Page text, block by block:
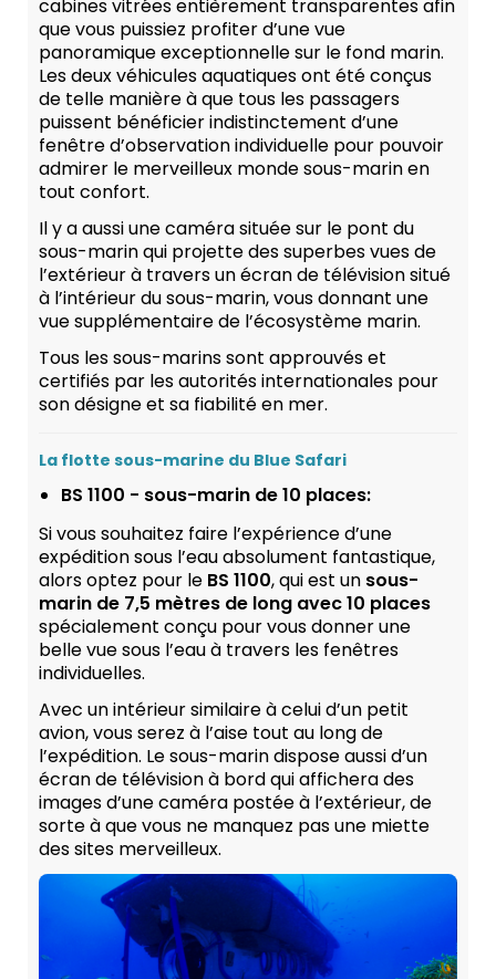
cabines vitrées entièrement transparentes afin
que vous puissiez profiter d’une vue
panoramique exceptionnelle sur le fond marin.
Les deux véhicules aquatiques ont été conçus
de telle manière à que tous les passagers
puissent bénéficier indistinctement d’une
fenêtre d’observation individuelle pour pouvoir
admirer le merveilleux monde sous-marin en
tout confort.
Il y a aussi une caméra située sur le pont du
sous-marin qui projette des superbes vues de
l’extérieur à travers un écran de télévision situé
à l’intérieur du sous-marin, vous donnant une
vue supplémentaire de l’écosystème marin.
Tous les sous-marins sont approuvés et
certifiés par les autorités internationales pour
son désigne et sa fiabilité en mer.
La flotte sous-marine du Blue Safari
BS 1100 - sous-marin de 10 places:
Si vous souhaitez faire l’expérience d’une
expédition sous l’eau absolument fantastique,
alors optez pour le BS 1100, qui est un sous-
marin de 7,5 mètres de long avec 10 places
spécialement conçu pour vous donner une
belle vue sous l’eau à travers les fenêtres
individuelles.
Avec un intérieur similaire à celui d’un petit
avion, vous serez à l’aise tout au long de
l’expédition. Le sous-marin dispose aussi d’un
écran de télévision à bord qui affichera des
images d’une caméra postée à l’extérieur, de
sorte à que vous ne manquez pas une miette
des sites merveilleux.